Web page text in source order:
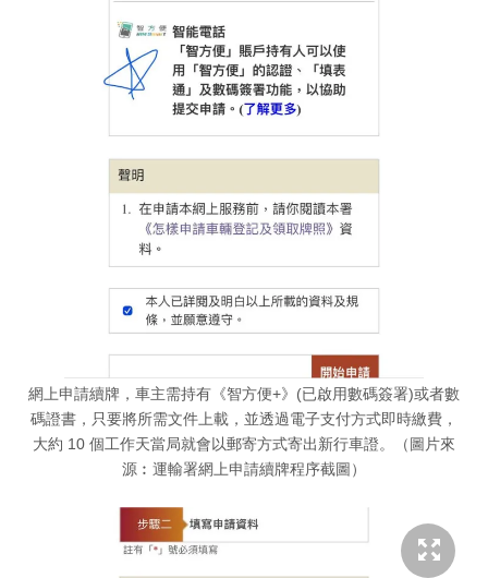
網上申請續牌，車主需持有《智方便+》(已啟用數碼簽署)或者數
碼證書，只要將所需文件上載，並透過電子支付方式即時繳費，
大約 10 個工作天當局就會以郵寄方式寄出新行車證。（圖片來
源︰運輸署網上申請續牌程序截圖）